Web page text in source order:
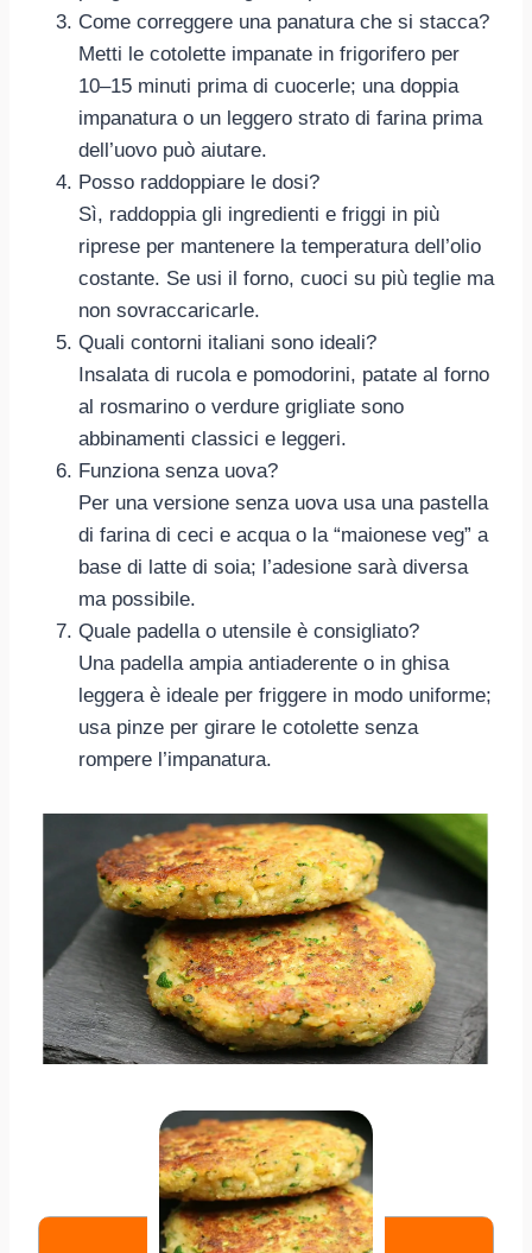
Come correggere una panatura che si stacca?
Metti le cotolette impanate in frigorifero per
10–15 minuti prima di cuocerle; una doppia
impanatura o un leggero strato di farina prima
dell’uovo può aiutare.
Posso raddoppiare le dosi?
Sì, raddoppia gli ingredienti e friggi in più
riprese per mantenere la temperatura dell’olio
costante. Se usi il forno, cuoci su più teglie ma
non sovraccaricarle.
Quali contorni italiani sono ideali?
Insalata di rucola e pomodorini, patate al forno
al rosmarino o verdure grigliate sono
abbinamenti classici e leggeri.
Funziona senza uova?
Per una versione senza uova usa una pastella
di farina di ceci e acqua o la “maionese veg” a
base di latte di soia; l’adesione sarà diversa
ma possibile.
Quale padella o utensile è consigliato?
Una padella ampia antiaderente o in ghisa
leggera è ideale per friggere in modo uniforme;
usa pinze per girare le cotolette senza
rompere l’impanatura.